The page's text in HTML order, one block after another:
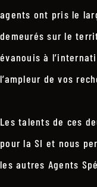
agents ont pris le
demeurés sur le
évanouis à
l’ampleur de vos
Les talents de ces
pour la SI et nous
les autres Agents